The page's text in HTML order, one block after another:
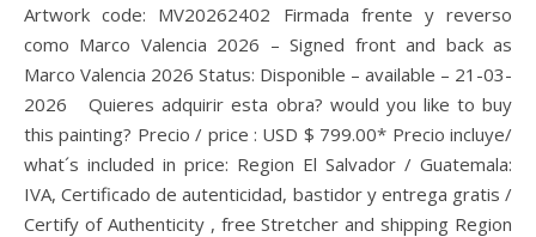
Artwork code: MV20262402 Firmada frente y reverso
como Marco Valencia 2026 – Signed front and back as
Marco Valencia 2026 Status: Disponible – available – 21-03-
2026 Quieres adquirir esta obra? would you like to buy
this painting? Precio / price : USD $ 799.00* Precio incluye/
what´s included in price: Region El Salvador / Guatemala:
IVA, Certificado de autenticidad, bastidor y entrega gratis /
Certify of Authenticity , free Stretcher and shipping Region